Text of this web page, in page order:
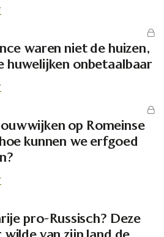
waren niet de huizen,
huwelijken onbetaalbaar
op Romeinse
kunnen we erfgoed
pro-Russisch? Deze